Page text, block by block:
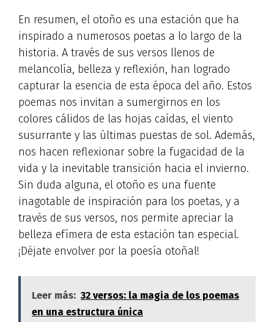
En resumen, el otoño es una estación que ha
inspirado a numerosos poetas a lo largo de la
historia. A través de sus versos llenos de
melancolía, belleza y reflexión, han logrado
capturar la esencia de esta época del año. Estos
poemas nos invitan a sumergirnos en los
colores cálidos de las hojas caídas, el viento
susurrante y las últimas puestas de sol. Además,
nos hacen reflexionar sobre la fugacidad de la
vida y la inevitable transición hacia el invierno.
Sin duda alguna, el otoño es una fuente
inagotable de inspiración para los poetas, y a
través de sus versos, nos permite apreciar la
belleza efímera de esta estación tan especial.
¡Déjate envolver por la poesía otoñal!
Leer más: 32 versos: la magia de los poemas
en una estructura única